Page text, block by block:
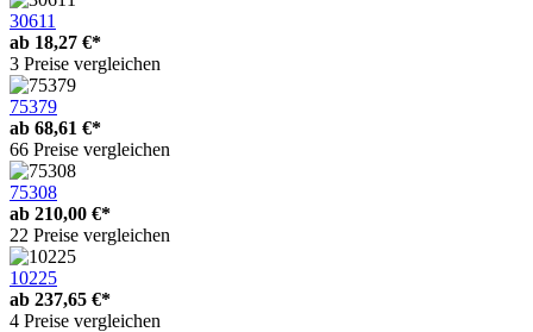
30611
ab 18,27 €*
3 Preise vergleichen
75379
ab 68,61 €*
66 Preise vergleichen
75308
ab 210,00 €*
22 Preise vergleichen
10225
ab 237,65 €*
4 Preise vergleichen